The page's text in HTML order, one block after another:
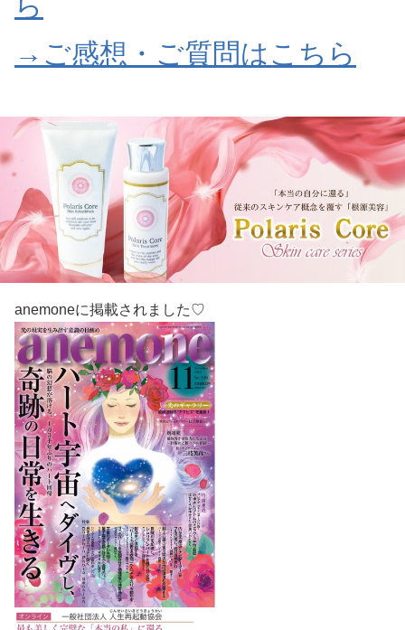
→ご感想・ご質問はこちら
anemoneに掲載されました♡